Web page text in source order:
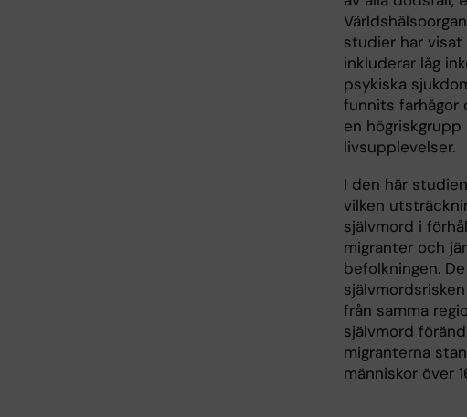
studier har
inkluderar låg
psykiska
funnits farhågor
en
livsupplevelser.
I den här
vilken
självmord i
migranter och
befolkningen.
från samma
självmord
migranterna
människor över